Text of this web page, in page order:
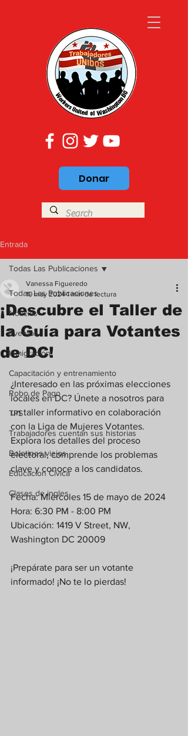
Donar
Entrada
Todas Las Publicaciones
Noticias
Eventos
Inmigración
Capacitación y entrenamiento
Robo de Pago
TPS
Trabajadores cuentan sus historias
Boletines viejos
Educacion Civica
Clases de ingles
Todas Las Publicaciones
¡Descubre el Taller de
la Guía para Votantes
de DC!
Vanessa Figueredo
10 may 2024 1 min de lectura
¿Interesado en las próximas elecciones
locales en DC? Únete a nosotros para
un taller informativo en colaboración
con la Liga de Mujeres Votantes.
Explora los detalles del proceso
electoral, comprende los problemas
clave y conoce a los candidatos.
Fecha: Miércoles 15 de mayo de 2024
Hora: 6:30 PM - 8:00 PM
Ubicación: 1419 V Street, NW,
Washington DC 20009
¡Prepárate para ser un votante
informado! ¡No te lo pierdas!